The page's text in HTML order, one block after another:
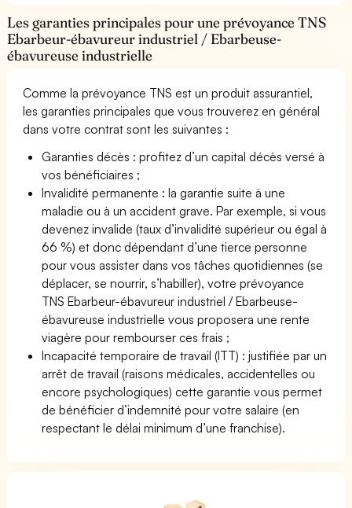
Les garanties principales pour une prévoyance TNS
Ebarbeur-ébavureur industriel / Ebarbeuse-
ébavureuse industrielle
Comme la prévoyance TNS est un produit assurantiel,
les garanties principales que vous trouverez en général
dans votre contrat sont les suivantes :
Garanties décès : profitez d’un capital décès versé à
vos bénéficiaires ;
Invalidité permanente : la garantie suite à une
maladie ou à un accident grave. Par exemple, si vous
devenez invalide (taux d’invalidité supérieur ou égal à
66 %) et donc dépendant d’une tierce personne
pour vous assister dans vos tâches quotidiennes (se
déplacer, se nourrir, s’habiller), votre prévoyance
TNS Ebarbeur-ébavureur industriel / Ebarbeuse-
ébavureuse industrielle vous proposera une rente
viagère pour rembourser ces frais ;
Incapacité temporaire de travail (ITT) : justifiée par un
arrêt de travail (raisons médicales, accidentelles ou
encore psychologiques) cette garantie vous permet
de bénéficier d’indemnité pour votre salaire (en
respectant le délai minimum d’une franchise).